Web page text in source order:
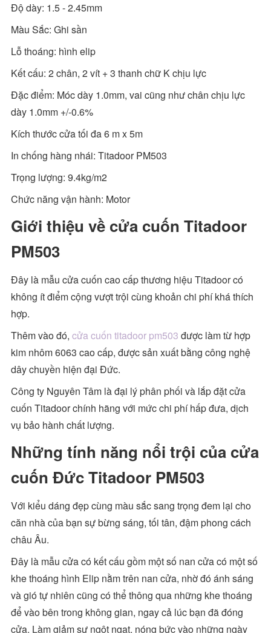
Độ dày: 1.5 - 2.45mm
Màu Sắc: Ghi sần
Lỗ thoáng: hình elip
Kết cấu: 2 chân, 2 vít + 3 thanh chữ K chịu lực
Đặc điểm: Móc dày 1.0mm, vai cũng như chân chịu lực
dày 1.0mm +/-0.6%
Kích thước cửa tối đa 6 m x 5m
In chống hàng nhái: Titadoor PM503
Trọng lượng: 9.4kg/m2
Chức năng vận hành: Motor
Giới thiệu về cửa cuốn Titadoor
PM503
Đây là mẫu cửa cuốn cao cấp thương hiệu Titadoor có
không ít điểm cộng vượt trội cùng khoản chi phí khá thích
hợp.
Thêm vào đó,cửa cuốn titadoor pm503 được làm từ hợp
kim nhôm 6063 cao cấp, được sản xuất bằng công nghệ
dây chuyền hiện đại Đức.
Công ty Nguyên Tâm là đại lý phân phối và lắp đặt cửa
cuốn Titadoor chính hãng với mức chi phí hấp đưa, dịch
vụ bảo hành chất lượng.
Những tính năng nổi trội của cửa
cuốn Đức Titadoor PM503
Với kiểu dáng đẹp cùng màu sắc sang trọng đem lại cho
căn nhà của bạn sự bừng sáng, tối tân, đậm phong cách
châu Âu.
Đây là mẫu cửa có kết cấu gồm một số nan cửa có một số
khe thoáng hình Elip nằm trên nan cửa, nhờ đó ánh sáng
và gió tự nhiên cũng có thể thông qua những khe thoáng
để vào bên trong không gian, ngay cả lúc bạn đã đóng
cửa. Làm giảm sự ngột ngạt, nóng bức vào những ngày